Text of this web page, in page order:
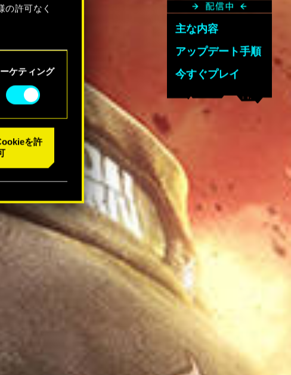
の許可なく
の「設定」
ケティング
を許
主な内容
アップデート手順
今すぐプレイ